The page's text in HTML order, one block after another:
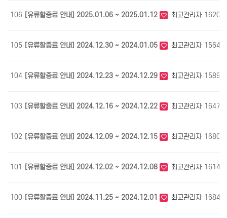
106 [유류할증료 안내] 2025.01.06 ~ 2025.01.12 최고관리자 1620
105 [유류할증료 안내] 2024.12.30 ~ 2024.01.05 최고관리자 1564
104 [유류할증료 안내] 2024.12.23 ~ 2024.12.29 최고관리자 1589
103 [유류할증료 안내] 2024.12.16 ~ 2024.12.22 최고관리자 1647
102 [유류할증료 안내] 2024.12.09 ~ 2024.12.15 최고관리자 1680
101 [유류할증료 안내] 2024.12.02 ~ 2024.12.08 최고관리자 1614
100 [유류할증료 안내] 2024.11.25 ~ 2024.12.01 최고관리자 1684